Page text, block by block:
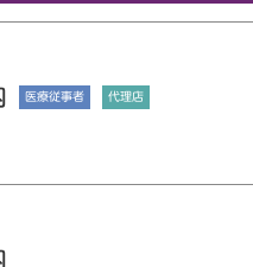
医療従事者 代理店